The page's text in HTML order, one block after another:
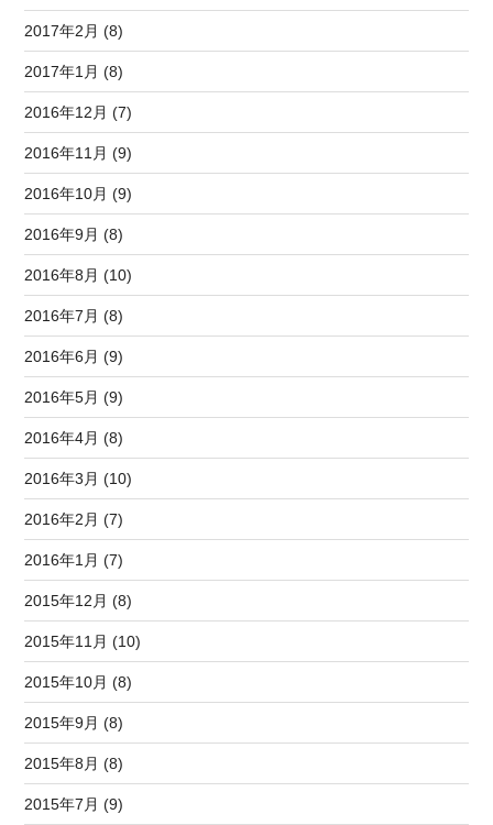
2017年2月 (8)
2017年1月 (8)
2016年12月 (7)
2016年11月 (9)
2016年10月 (9)
2016年9月 (8)
2016年8月 (10)
2016年7月 (8)
2016年6月 (9)
2016年5月 (9)
2016年4月 (8)
2016年3月 (10)
2016年2月 (7)
2016年1月 (7)
2015年12月 (8)
2015年11月 (10)
2015年10月 (8)
2015年9月 (8)
2015年8月 (8)
2015年7月 (9)